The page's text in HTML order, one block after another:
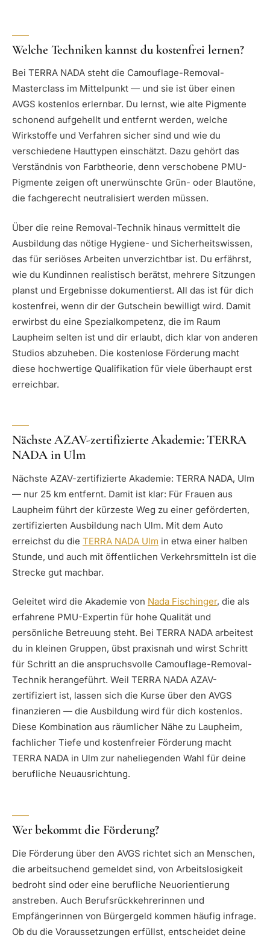
Welche Techniken kannst du kostenfrei lernen?
Bei TERRA NADA steht die Camouflage-Removal-
Masterclass im Mittelpunkt — und sie ist über einen
AVGS kostenlos erlernbar. Du lernst, wie alte Pigmente
schonend aufgehellt und entfernt werden, welche
Wirkstoffe und Verfahren sicher sind und wie du
verschiedene Hauttypen einschätzt. Dazu gehört das
Verständnis von Farbtheorie, denn verschobene PMU-
Pigmente zeigen oft unerwünschte Grün- oder Blautöne,
die fachgerecht neutralisiert werden müssen.
Über die reine Removal-Technik hinaus vermittelt die
Ausbildung das nötige Hygiene- und Sicherheitswissen,
das für seriöses Arbeiten unverzichtbar ist. Du erfährst,
wie du Kundinnen realistisch berätst, mehrere Sitzungen
planst und Ergebnisse dokumentierst. All das ist für dich
kostenfrei, wenn dir der Gutschein bewilligt wird. Damit
erwirbst du eine Spezialkompetenz, die im Raum
Laupheim selten ist und dir erlaubt, dich klar von anderen
Studios abzuheben. Die kostenlose Förderung macht
diese hochwertige Qualifikation für viele überhaupt erst
erreichbar.
Nächste AZAV-zertifizierte Akademie: TERRA
NADA in Ulm
Nächste AZAV-zertifizierte Akademie: TERRA NADA, Ulm
— nur 25 km entfernt. Damit ist klar: Für Frauen aus
Laupheim führt der kürzeste Weg zu einer geförderten,
zertifizierten Ausbildung nach Ulm. Mit dem Auto
erreichst du die TERRA NADA Ulm in etwa einer halben
Stunde, und auch mit öffentlichen Verkehrsmitteln ist die
Strecke gut machbar.
Geleitet wird die Akademie von Nada Fischinger, die als
erfahrene PMU-Expertin für hohe Qualität und
persönliche Betreuung steht. Bei TERRA NADA arbeitest
du in kleinen Gruppen, übst praxisnah und wirst Schritt
für Schritt an die anspruchsvolle Camouflage-Removal-
Technik herangeführt. Weil TERRA NADA AZAV-
zertifiziert ist, lassen sich die Kurse über den AVGS
finanzieren — die Ausbildung wird für dich kostenlos.
Diese Kombination aus räumlicher Nähe zu Laupheim,
fachlicher Tiefe und kostenfreier Förderung macht
TERRA NADA in Ulm zur naheliegenden Wahl für deine
berufliche Neuausrichtung.
Wer bekommt die Förderung?
Die Förderung über den AVGS richtet sich an Menschen,
die arbeitsuchend gemeldet sind, von Arbeitslosigkeit
bedroht sind oder eine berufliche Neuorientierung
anstreben. Auch Berufsrückkehrerinnen und
Empfängerinnen von Bürgergeld kommen häufig infrage.
Ob du die Voraussetzungen erfüllst, entscheidet deine